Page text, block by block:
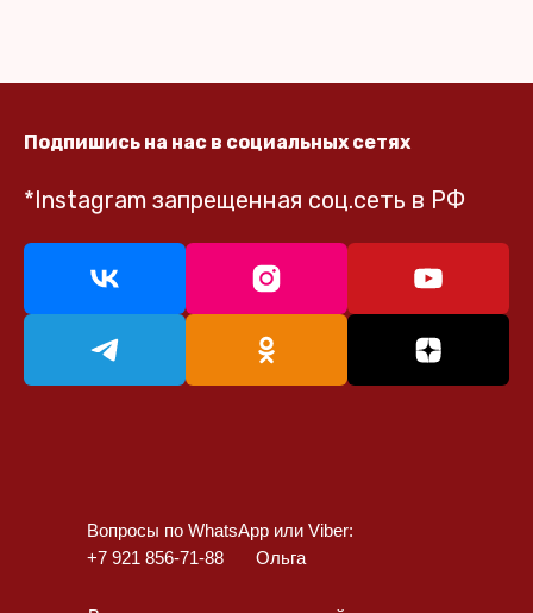
Подпишись на нас в социальных сетях
*Instagram запрещенная соц.сеть в РФ
+7 921 856-71-88 Ольга
Вопросы по WhatsApp или Viber: